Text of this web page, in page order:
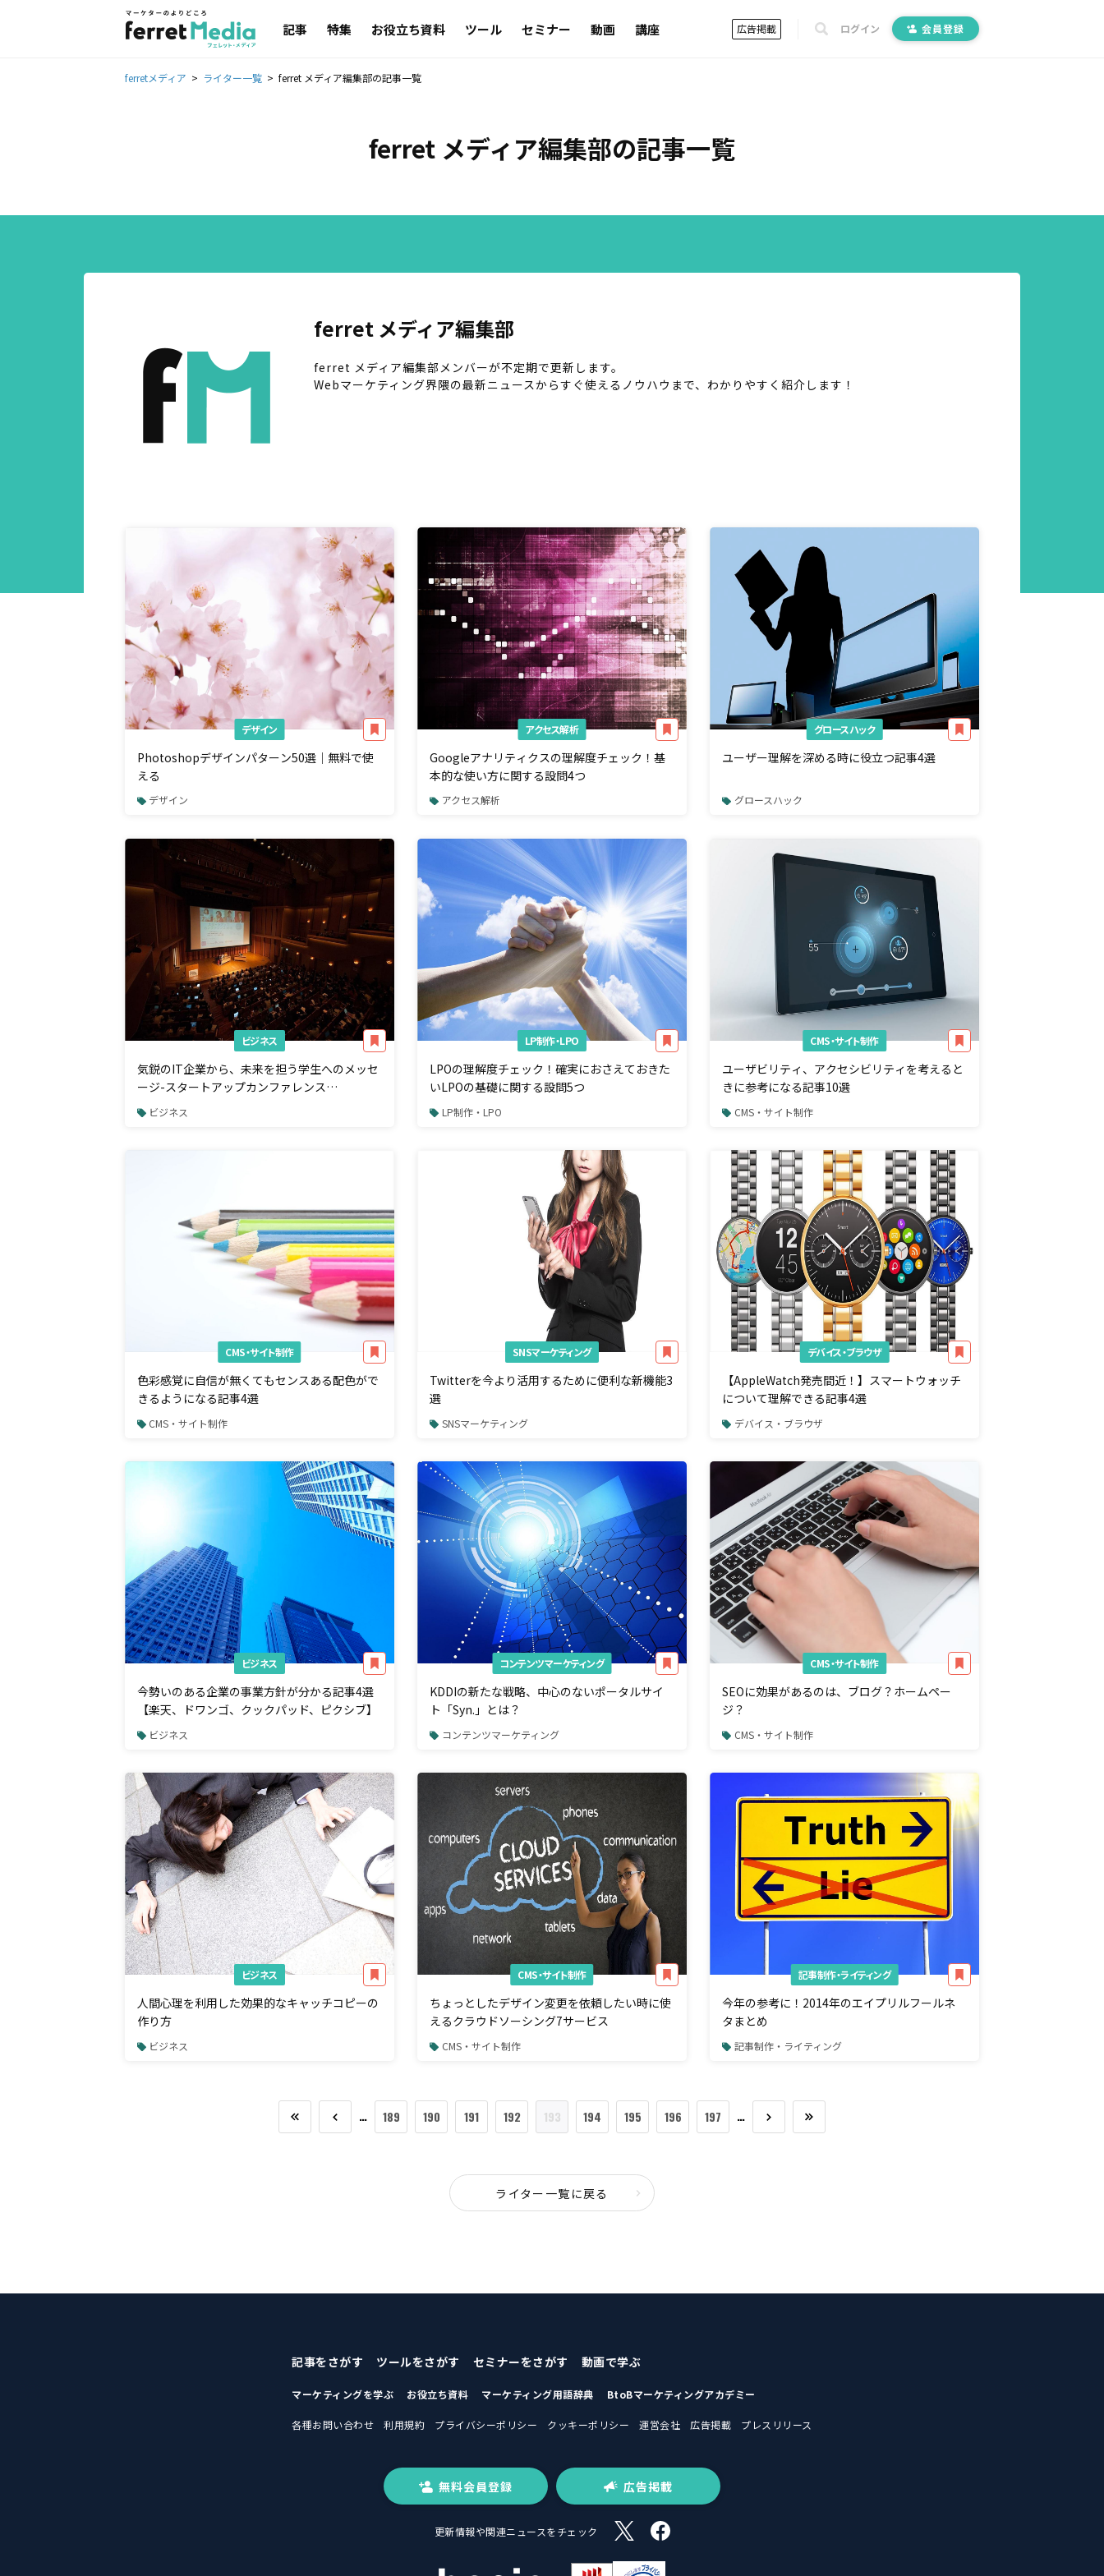
記事 特集 お役立ち資料 ツール セミナー 動画 講座 広告掲載 ログイン 会員登録
ferretメディア ライター一覧 ferret メディア編集部の記事一覧
ferret メディア編集部の記事一覧
ferret メディア編集部
ferret メディア編集部メンバーが不定期で更新します。
Webマーケティング界隈の最新ニュースからすぐ使えるノウハウまで、わかりやすく紹介します！
デザイン
Photoshopデザインパターン50選｜無料で使
える
デザイン
アクセス解析
Googleアナリティクスの理解度チェック！基
本的な使い方に関する設問4つ
アクセス解析
グロースハック
ユーザー理解を深める時に役立つ記事4選
グロースハック
ビジネス
気鋭のIT企業から、未来を担う学生へのメッセ
ージ-スタートアップカンファレンス
2015（DeNA南場氏・カヤック柳澤代表・クラ
ウドワークス吉田代表他）
ビジネス
LP制作・LPO
LPOの理解度チェック！確実におさえておきた
いLPOの基礎に関する設問5つ
LP制作・LPO
CMS・サイト制作
ユーザビリティ、アクセシビリティを考えると
きに参考になる記事10選
CMS・サイト制作
CMS・サイト制作
色彩感覚に自信が無くてもセンスある配色がで
きるようになる記事4選
CMS・サイト制作
SNSマーケティング
Twitterを今より活用するために便利な新機能3
選
SNSマーケティング
デバイス・ブラウザ
【AppleWatch発売間近！】スマートウォッチ
について理解できる記事4選
デバイス・ブラウザ
ビジネス
今勢いのある企業の事業方針が分かる記事4選
【楽天、ドワンゴ、クックパッド、ピクシブ】
ビジネス
コンテンツマーケティング
KDDIの新たな戦略、中心のないポータルサイ
ト「Syn.」とは？
コンテンツマーケティング
CMS・サイト制作
SEOに効果があるのは、ブログ？ホームペー
ジ？
CMS・サイト制作
ビジネス
人間心理を利用した効果的なキャッチコピーの
作り方
ビジネス
CMS・サイト制作
ちょっとしたデザイン変更を依頼したい時に使
えるクラウドソーシング7サービス
CMS・サイト制作
記事制作・ライティング
今年の参考に！2014年のエイプリルフールネ
タまとめ
記事制作・ライティング
… 189 190 191 192 193 194 195 196 197 …
ライター一覧に戻る
記事をさがす ツールをさがす セミナーをさがす 動画で学ぶ
マーケティングを学ぶ お役立ち資料 マーケティング用語辞典 BtoBマーケティングアカデミー
各種お問い合わせ 利用規約 プライバシーポリシー クッキーポリシー 運営会社 広告掲載 プレスリリース
無料会員登録 広告掲載
更新情報や関連ニュースをチェック